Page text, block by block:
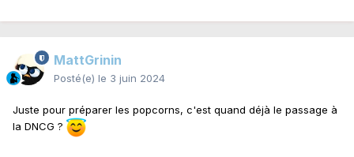
MattGrinin
Posté(e) le 3 juin 2024
Juste pour préparer les popcorns, c'est quand déjà le passage à
la DNCG ?